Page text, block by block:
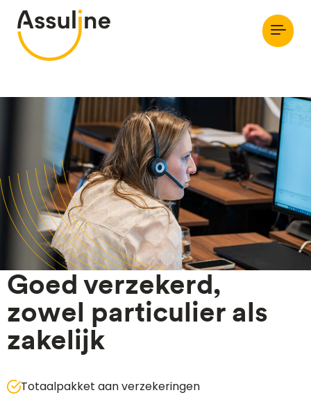
Goed verzekerd,
zowel particulier als
zakelijk
Totaalpakket aan verzekeringen